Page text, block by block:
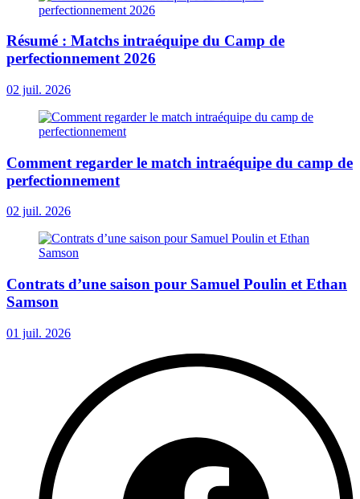
Résumé : Matchs intraéquipe du Camp de
perfectionnement 2026
02 juil. 2026
Comment regarder le match intraéquipe du camp de
perfectionnement
02 juil. 2026
Contrats d’une saison pour Samuel Poulin et Ethan
Samson
01 juil. 2026